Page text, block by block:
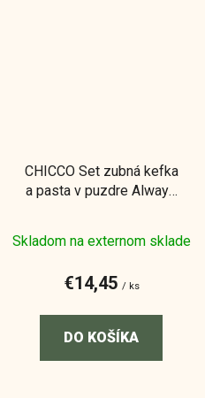
CHICCO Set zubná kefka
a pasta v puzdre Always
Skladom na externom sklade
€14,45 / ks
DO KOŠÍKA